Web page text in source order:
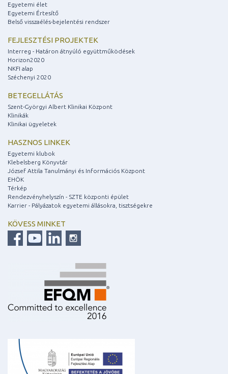
Egyetemi élet
Egyetemi Értesítő
Belső visszaélés-bejelentési rendszer
FEJLESZTÉSI PROJEKTEK
Interreg - Határon átnyúló együttműködések
Horizon2020
NKFI alap
Széchenyi 2020
BETEGELLÁTÁS
Szent-Györgyi Albert Klinikai Központ
Klinikák
Klinikai ügyeletek
HASZNOS LINKEK
Egyetemi klubok
Klebelsberg Könyvtár
József Attila Tanulmányi és Információs Központ
EHÖK
Térkép
Rendezvényhelyszín - SZTE központi épület
Karrier - Pályázatok egyetemi állásokra, tisztségekre
KÖVESS MINKET